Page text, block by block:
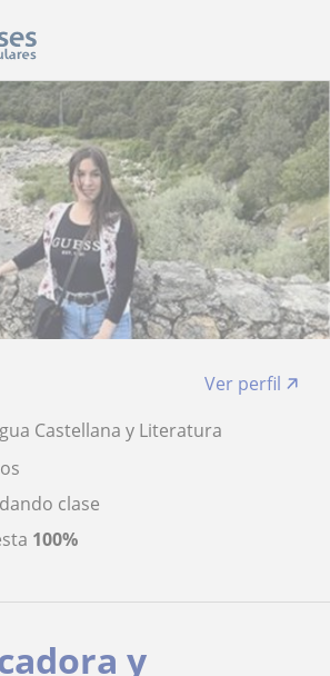
Ver perfil
Castellana y Literatura
dando clase
100%
y